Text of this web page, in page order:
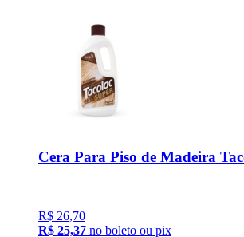
Cera Para Piso de Madeira
R$ 26,70
R$ 25,37 no boleto ou pix